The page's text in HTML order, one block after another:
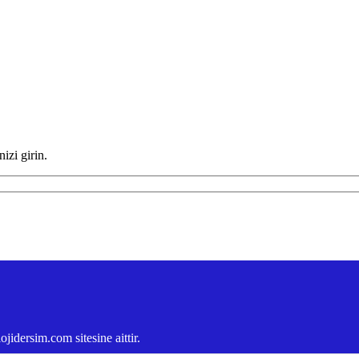
girin.
sitesine aittir.